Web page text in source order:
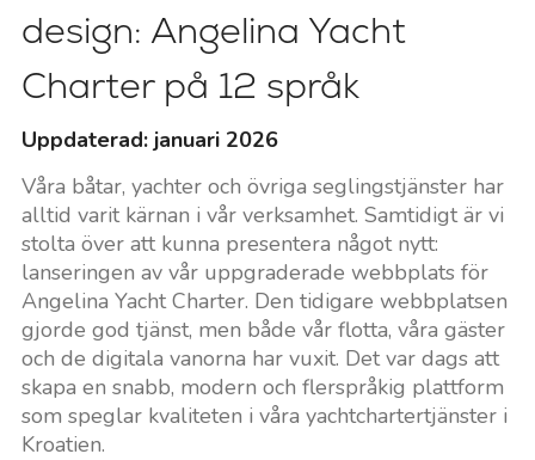
design: Angelina Yacht
Charter på 12 språk
Uppdaterad: januari 2026
Våra båtar, yachter och övriga seglingstjänster har
alltid varit kärnan i vår verksamhet. Samtidigt är vi
stolta över att kunna presentera något nytt:
lanseringen av vår uppgraderade webbplats för
Angelina Yacht Charter. Den tidigare webbplatsen
gjorde god tjänst, men både vår flotta, våra gäster
och de digitala vanorna har vuxit. Det var dags att
skapa en snabb, modern och flerspråkig plattform
som speglar kvaliteten i våra yachtchartertjänster i
Kroatien.